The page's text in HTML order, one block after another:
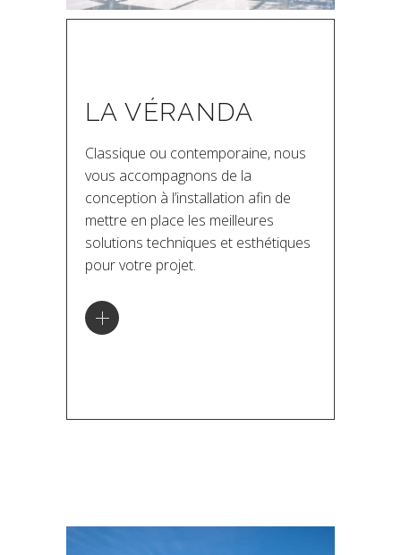
LA VÉRANDA
Classique ou contemporaine, nous
vous accompagnons de la
conception à l’installation afin de
mettre en place les meilleures
solutions techniques et esthétiques
pour votre projet.